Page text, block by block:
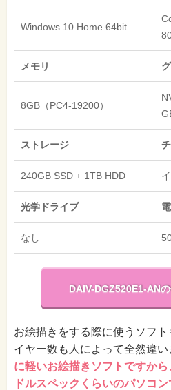
Windows 10 Home 64bit
メモリ
8GB（PC4-19200）
ストレージ
240GB SSD + 1TB HDD
光学ドライブ
なし
DAIV-DGZ520E1-AN
お絵描きをする際に使うソフ
イヤー数も人によって全然違い
に軽いお絵描きソフトですか
ドルスペックくらいのパソコ